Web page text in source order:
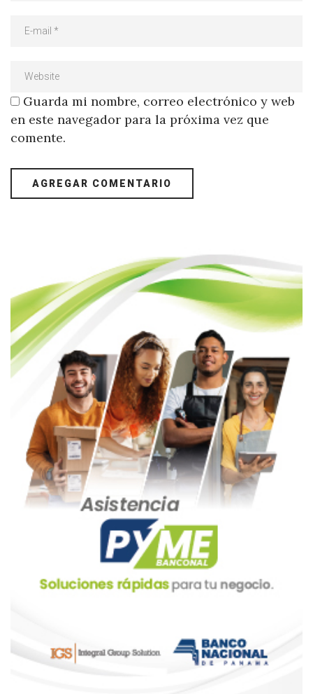
Guarda mi nombre, correo electrónico y web
en este navegador para la próxima vez que
comente.